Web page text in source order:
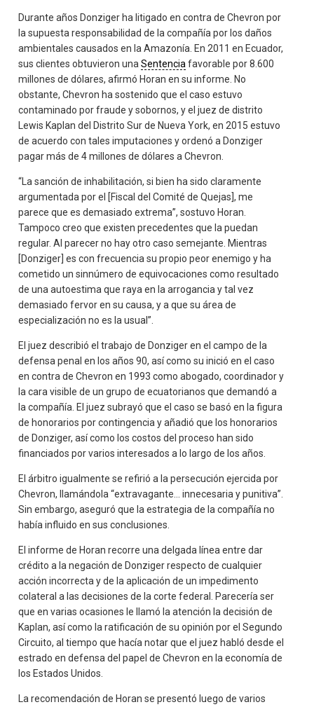
Durante años Donziger ha litigado en contra de Chevron por
la supuesta responsabilidad de la compañía por los daños
ambientales causados en la Amazonía. En 2011 en Ecuador,
sus clientes obtuvieron unaSentencia favorable por 8.600
millones de dólares, afirmó Horan en su informe. No
obstante, Chevron ha sostenido que el caso estuvo
contaminado por fraude y sobornos, y el juez de distrito
Lewis Kaplan del Distrito Sur de Nueva York, en 2015 estuvo
de acuerdo con tales imputaciones y ordenó a Donziger
pagar más de 4 millones de dólares a Chevron.
“La sanción de inhabilitación, si bien ha sido claramente
argumentada por el [Fiscal del Comité de Quejas], me
parece que es demasiado extrema”, sostuvo Horan.
Tampoco creo que existen precedentes que la puedan
regular. Al parecer no hay otro caso semejante. Mientras
[Donziger] es con frecuencia su propio peor enemigo y ha
cometido un sinnúmero de equivocaciones como resultado
de una autoestima que raya en la arrogancia y tal vez
demasiado fervor en su causa, y a que su área de
especialización no es la usual”.
El juez describió el trabajo de Donziger en el campo de la
defensa penal en los años 90, así como su inició en el caso
en contra de Chevron en 1993 como abogado, coordinador y
la cara visible de un grupo de ecuatorianos que demandó a
la compañía. El juez subrayó que el caso se basó en la figura
de honorarios por contingencia y añadió que los honorarios
de Donziger, así como los costos del proceso han sido
financiados por varios interesados a lo largo de los años.
El árbitro igualmente se refirió a la persecución ejercida por
Chevron, llamándola “extravagante… innecesaria y punitiva”.
Sin embargo, aseguró que la estrategia de la compañía no
había influido en sus conclusiones.
El informe de Horan recorre una delgada línea entre dar
crédito a la negación de Donziger respecto de cualquier
acción incorrecta y de la aplicación de un impedimento
colateral a las decisiones de la corte federal. Parecería ser
que en varias ocasiones le llamó la atención la decisión de
Kaplan, así como la ratificación de su opinión por el Segundo
Circuito, al tiempo que hacía notar que el juez habló desde el
estrado en defensa del papel de Chevron en la economía de
los Estados Unidos.
La recomendación de Horan se presentó luego de varios